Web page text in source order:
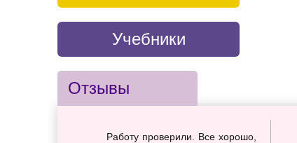
Учебники
Отзывы
Работу проверили. Все хорошо,